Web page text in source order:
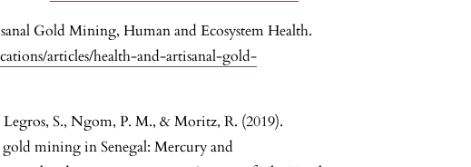
Gold Mining, Human and Ecosystem Health.
articles/health-and-artisanal-gold-
S., Ngom, P. M., & Moritz, R. (2019).
gold mining in Senegal: Mercury and